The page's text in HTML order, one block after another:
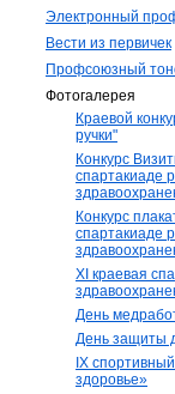
Электронный
Вести из первичек
Профсоюзный
Фотогалерея
Краевой
ручки"
Конкурс
спартакиаде
Конкурс
спартакиаде
XI краевая
День
День защиты
IX
здоровье»